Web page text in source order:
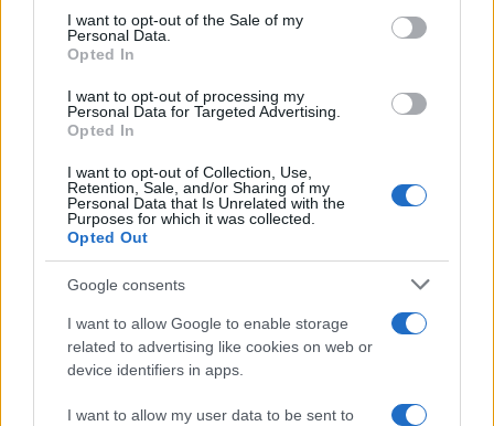
consent section.
I want to opt-out of the Sale of my
Personal Data.
Opted In
I want to opt-out of processing my
Personal Data for Targeted Advertising.
Opted In
I want to opt-out of Collection, Use,
Retention, Sale, and/or Sharing of my
Personal Data that Is Unrelated with the
Purposes for which it was collected.
Opted Out
Google consents
I want to allow Google to enable storage
related to advertising like cookies on web or
device identifiers in apps.
I want to allow my user data to be sent to
Σε κατάσταση κόκκινου συναγερμού ο Έβρος λόγω των
οικισμοί
24/02/2026 - 4:57μμ